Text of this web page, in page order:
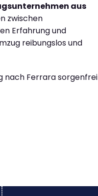
aus
zwischen
Erfahrung und
reibungslos und
nach Ferrara sorgenfrei